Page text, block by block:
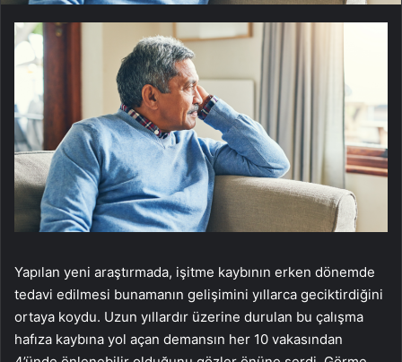
Yapılan yeni araştırmada, işitme kaybının erken dönemde
tedavi edilmesi bunamanın gelişimini yıllarca geciktirdiğini
ortaya koydu. Uzun yıllardır üzerine durulan bu çalışma
hafıza kaybına yol açan demansın her 10 vakasından